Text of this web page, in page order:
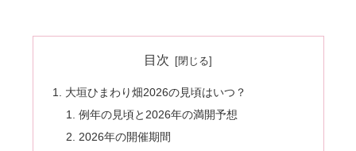
目次
大垣ひまわり畑2026の見頃はいつ？
例年の見頃と2026年の満開予想
2026年の開催期間